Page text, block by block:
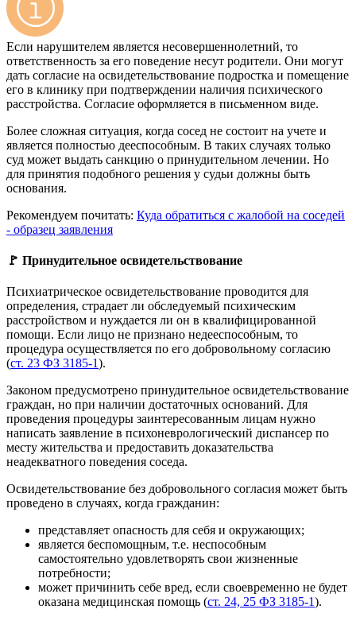
Если нарушителем является несовершеннолетний, то
ответственность за его поведение несут родители. Они могут
дать согласие на освидетельствование подростка и помещение
его в клинику при подтверждении наличия психического
расстройства. Согласие оформляется в письменном виде.
Более сложная ситуация, когда сосед не состоит на учете и
является полностью дееспособным. В таких случаях только
суд может выдать санкцию о принудительном лечении. Но
для принятия подобного решения у судьи должны быть
основания.
Рекомендуем почитать: Куда обратиться с жалобой на соседей
- образец заявления
🚩 Принудительное освидетельствование
Психиатрическое освидетельствование проводится для
определения, страдает ли обследуемый психическим
расстройством и нуждается ли он в квалифицированной
помощи. Если лицо не признано недееспособным, то
процедура осуществляется по его добровольному согласию
(ст. 23 ФЗ 3185-1).
Законом предусмотрено принудительное освидетельствование
граждан, но при наличии достаточных оснований. Для
проведения процедуры заинтересованным лицам нужно
написать заявление в психоневрологический диспансер по
месту жительства и предоставить доказательства
неадекватного поведения соседа.
Освидетельствование без добровольного согласия может быть
проведено в случаях, когда гражданин:
представляет опасность для себя и окружающих;
является беспомощным, т.е. неспособным
самостоятельно удовлетворять свои жизненные
потребности;
может причинить себе вред, если своевременно не будет
оказана медицинская помощь (ст. 24, 25 ФЗ 3185-1).